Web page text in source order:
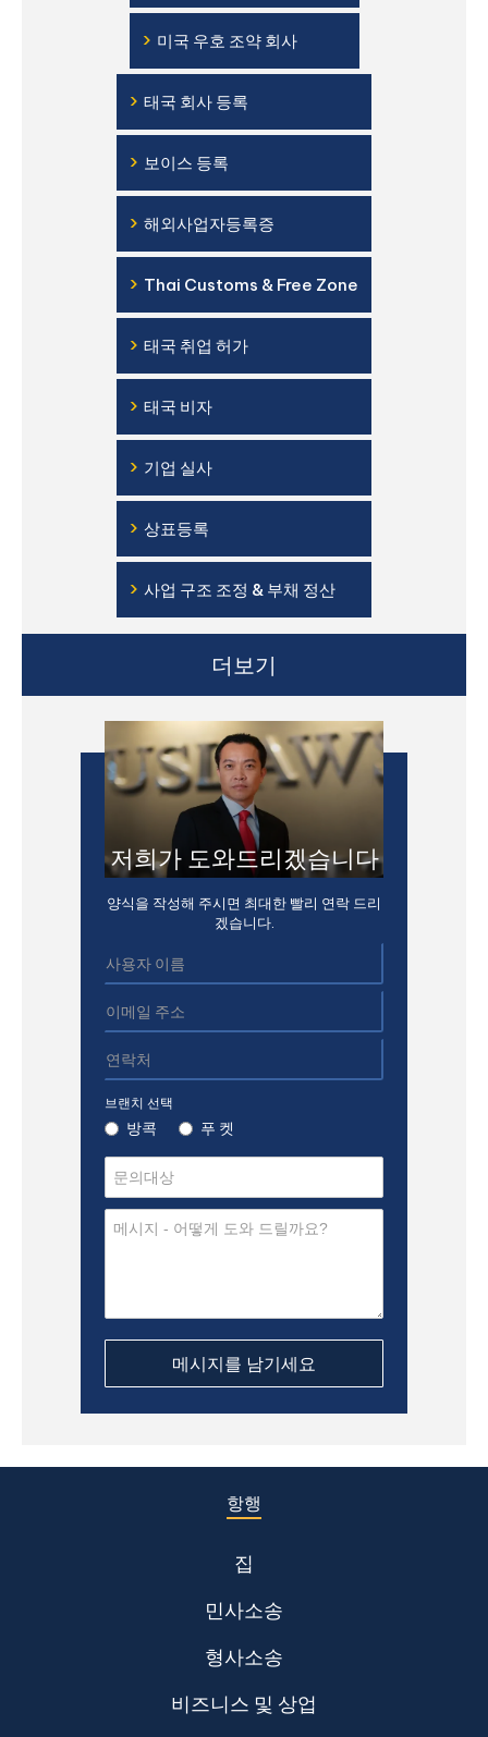
› 미국 우호 조약 회사
› 태국 회사 등록
› 보이스 등록
› 해외사업자등록증
› Thai Customs & Free Zone
› 태국 취업 허가
› 태국 비자
› 기업 실사
› 상표등록
› 사업 구조 조정 & 부채 정산
더보기
저희가 도와드리겠습니다
양식을 작성해 주시면 최대한 빨리 연락 드리
겠습니다.
브랜치 선택
방콕 푸 켓
항행
집
민사소송
형사소송
비즈니스 및 상업